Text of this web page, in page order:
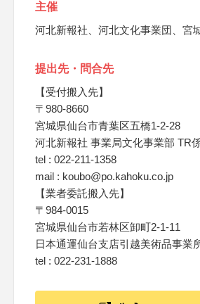
主催
河北新報社、河北文化事業団、宮
提出先・問合先
【受付搬入先】
〒980-8660
宮城県仙台市青葉区五橋1-2-28
河北新報社 事業局文化事業部 TR
tel : 022-211-1358
mail : koubo@po.kahoku.co.jp
【業者委託搬入先】
〒984-0015
宮城県仙台市若林区卸町2-1-11
日本通運仙台支店引越美術品事業
tel : 022-231-1888